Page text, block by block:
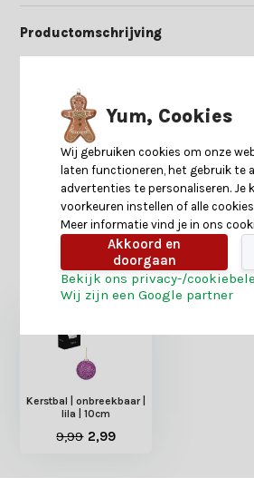
Productomschrijving
Specificaties
Reviews
Heb je nog interesse in deze
producten?
Kerstbal | onbreekbaar |
lila | 10cm
9,99 2,99
Yum, Cookies
Wij gebruiken cookies om onze
laten functioneren, het gebruik te
advertenties te personaliseren. Je
voorkeuren instellen of alle
Meer informatie vind je in ons
Akkoord en
doorgaan
Bekijk ons privacy-/
Wij zijn een Google partner